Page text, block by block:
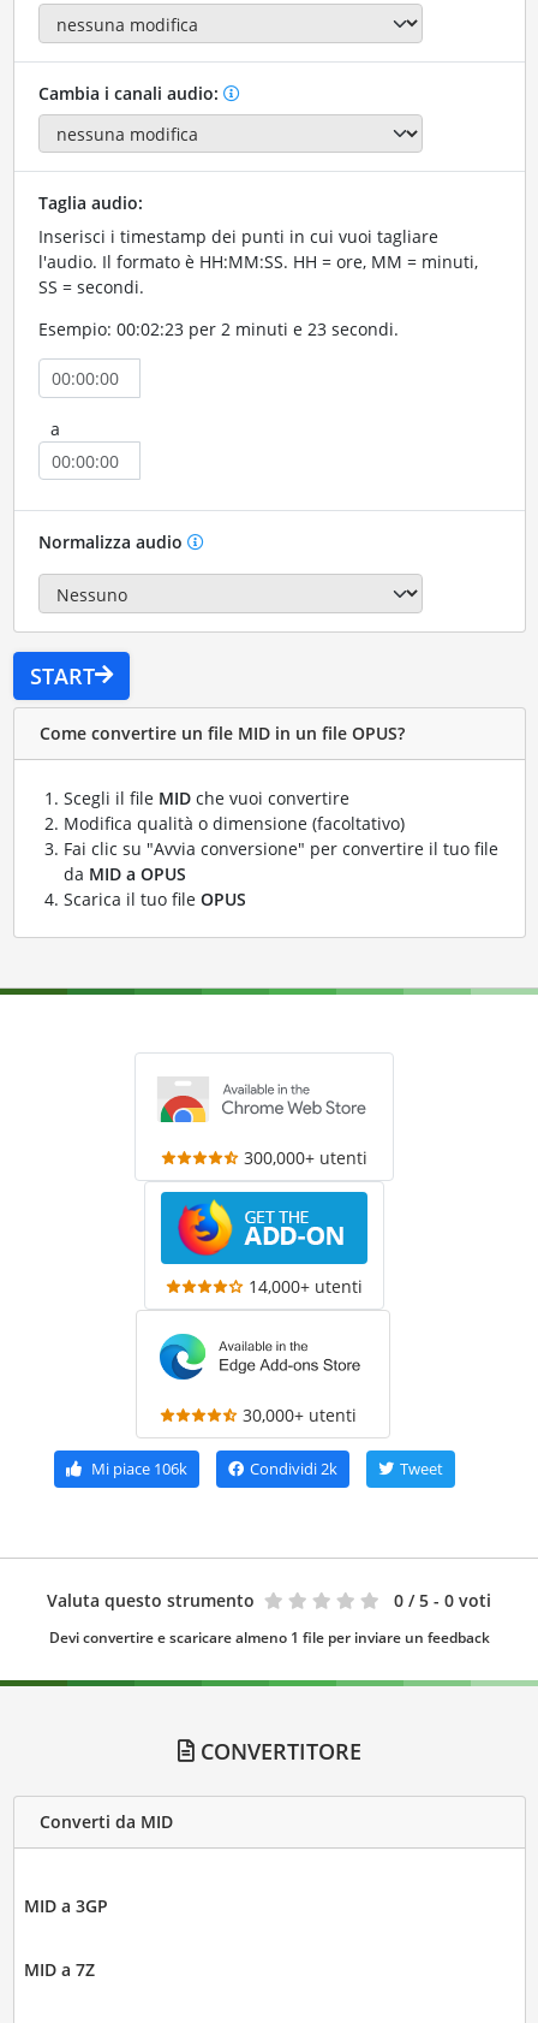
Cambia i canali audio:
Taglia audio:
Inserisci i timestamp dei punti in cui vuoi tagliare
l'audio. Il formato è HH:MM:SS. HH = ore, MM = minuti,
SS = secondi.
Esempio: 00:02:23 per 2 minuti e 23 secondi.
a
Normalizza audio
START
Come convertire un file MID in un file OPUS?
Scegli il file MIDche vuoi convertire
Modifica qualità o dimensione (facoltativo)
Fai clic su "Avvia conversione" per convertire il tuo file
da MID a OPUS
Scarica il tuo file OPUS
300,000+ utenti
14,000+ utenti
30,000+ utenti
Mi piace 106k Condividi2k Tweet
Valuta questo strumento 0 / 5 - 0 voti
Devi convertire e scaricare almeno 1 file per inviare un feedback
CONVERTITORE
Converti da MID
MID a 3GP
MID a 7Z